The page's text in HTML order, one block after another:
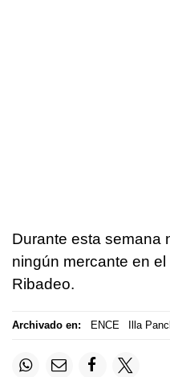
Durante esta semana
ningún mercante en
Ribadeo.
Archivado en: ENCE Illa